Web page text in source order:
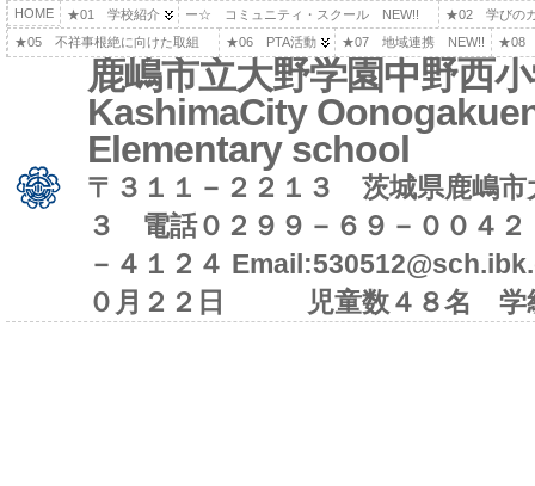
HOME ★01 学校紹介 ー☆ コミュニティ・スクール NEW!!
★02 学びの
★05 不祥事根絶に向けた取組
★06 PTA活動 ★07 地域連携 NEW!! ★08
鹿嶋市立大野学園中野西
KashimaCity
Elementary school
〒３１１－２２１３ 茨城県鹿嶋市
３ 電話０２９９－６９－００４
－４１２４
０月２２日 児童数４８名 学級